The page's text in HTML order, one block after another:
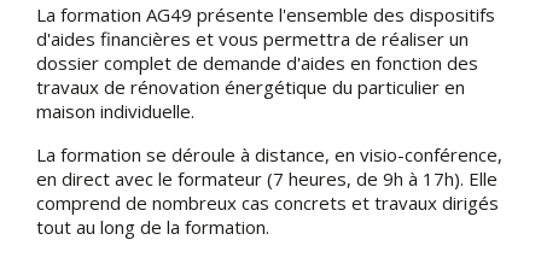
La formation AG49 présente l'ensemble des dispositifs
d'aides financières et vous permettra de réaliser un
dossier complet de demande d'aides en fonction des
travaux de rénovation énergétique du particulier en
maison individuelle.
La formation se déroule à distance, en visio-conférence,
en direct avec le formateur (7 heures, de 9h à 17h). Elle
comprend de nombreux cas concrets et travaux dirigés
tout au long de la formation.